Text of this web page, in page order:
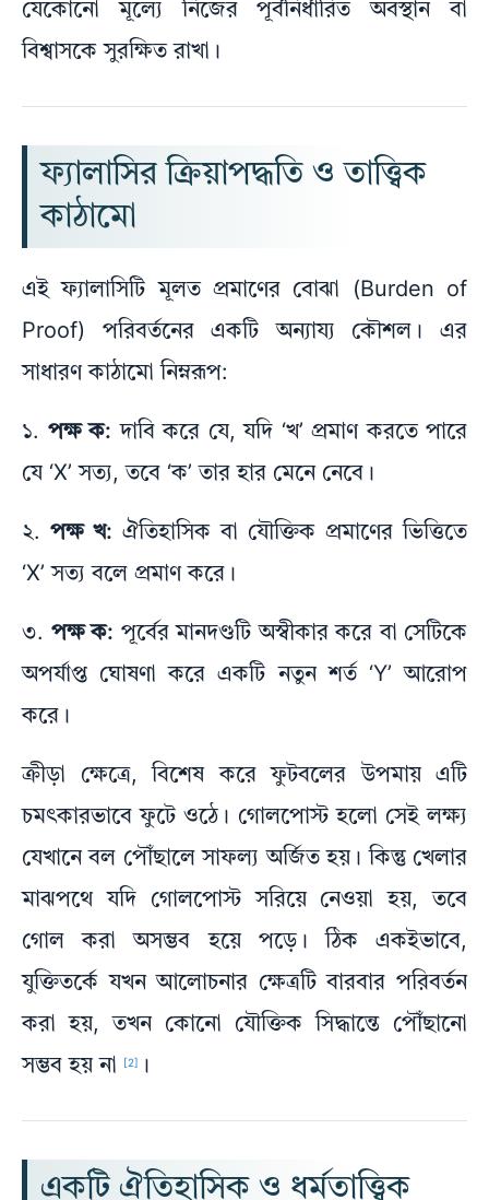
যেকোনো মূল্যে নিজের পূর্বনির্ধারিত অবস্থান বা
বিশ্বাসকে সুরক্ষিত রাখা।
ফ্যালাসির ক্রিয়াপদ্ধতি ও তাত্ত্বিক
কাঠামো
এই ফ্যালাসিটি মূলত প্রমাণের বোঝা (Burden of
Proof) পরিবর্তনের একটি অন্যায্য কৌশল। এর
সাধারণ কাঠামো নিম্নরূপ:
১. পক্ষ ক: দাবি করে যে, যদি ‘খ’ প্রমাণ করতে পারে
যে ‘X’ সত্য, তবে ‘ক’ তার হার মেনে নেবে।
২. পক্ষ খ: ঐতিহাসিক বা যৌক্তিক প্রমাণের ভিত্তিতে
‘X’ সত্য বলে প্রমাণ করে।
৩. পক্ষ ক: পূর্বের মানদণ্ডটি অস্বীকার করে বা সেটিকে
অপর্যাপ্ত ঘোষণা করে একটি নতুন শর্ত ‘Y’ আরোপ
করে।
ক্রীড়া ক্ষেত্রে, বিশেষ করে ফুটবলের উপমায় এটি
চমৎকারভাবে ফুটে ওঠে। গোলপোস্ট হলো সেই লক্ষ্য
যেখানে বল পৌঁছালে সাফল্য অর্জিত হয়। কিন্তু খেলার
মাঝপথে যদি গোলপোস্ট সরিয়ে নেওয়া হয়, তবে
গোল করা অসম্ভব হয়ে পড়ে। ঠিক একইভাবে,
যুক্তিতর্কে যখন আলোচনার ক্ষেত্রটি বারবার পরিবর্তন
করা হয়, তখন কোনো যৌক্তিক সিদ্ধান্তে পৌঁছানো
সম্ভব হয় না
[2] ।
একটি ঐতিহাসিক ও ধর্মতাত্ত্বিক